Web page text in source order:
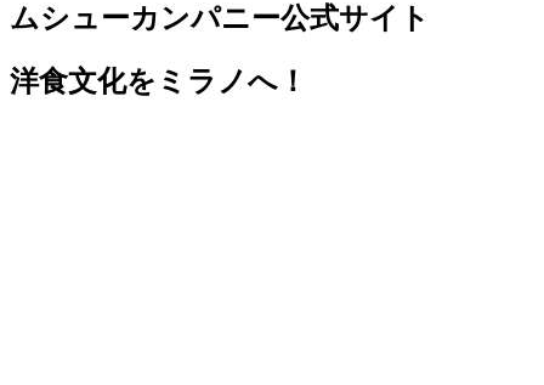
ムシューカンパニー公式サイト
洋食文化をミラノへ！